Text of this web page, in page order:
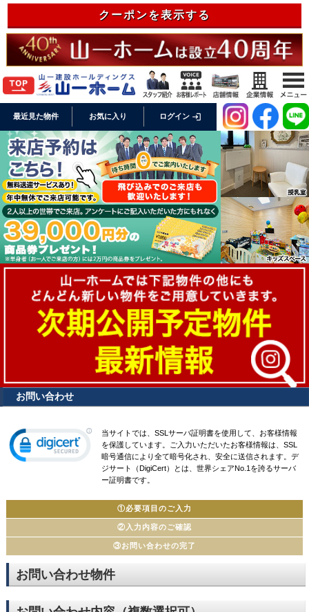
クーポンを表示する
最近見た物件 お気に入り ログイン login
お問い合わせ
当サイトでは、SSLサーバ証明書を使用して、お客様情報
を保護しています。ご入力いただいたお客様情報は、SSL
暗号通信により全て暗号化され、安全に送信されます。デ
ジサート（DigiCert）とは、世界シェアNo.1を誇るサーバ
ー証明書です。
①必要項目のご入力
②入力内容のご確認
③お問い合わせの完了
お問い合わせ物件